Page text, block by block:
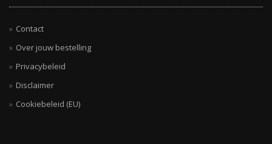
Contact
Over jouw bestelling
Privacybeleid
Disclaimer
Cookiebeleid (EU)